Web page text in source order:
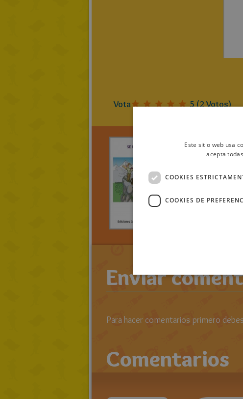
Vota 5(2Votos)
HÉROE
RATOLIBROS
Enviar
Para hacer comentarios primero
Comentarios
Este sitio web usa
acepta
COOKIES
COOKIES DE